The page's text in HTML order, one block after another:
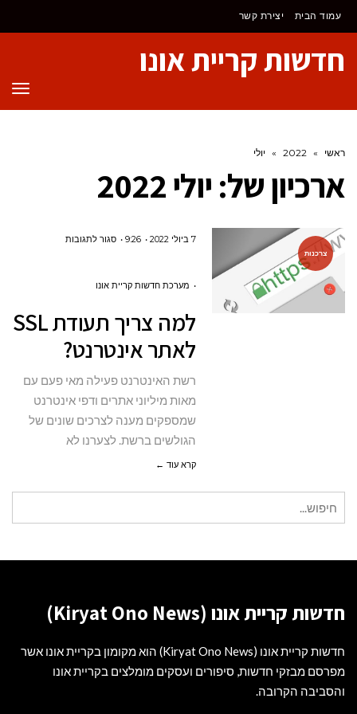
לתוכן
עמוד הבית יצירת קשר
חדשות קריית אונו
ראשי »
2022
» יולי
ארכיון של: יולי 2022
צרכנות
7 ביולי 2022 9:26 סגור לתגובותעל
SSL
מערכת חדשות קריית אונו
למה צריך תעודת SSL
לאתר אינטרנט?
רשת האינטרנט פעילה מאי פעם עם
מאות מיליוני אתרים ודפי אינטרנט
שמספקים מענה לצרכים שונים של
הגולשים ברשת. לצערנו לא
קרא עוד ←
עבור:
חדשות קריית אונו (Kiryat Ono News)
חדשות קריית אונו (Kiryat Ono News) הוא מקומון בקריית אונו אשר
מפרסם מבזקי חדשות, סיפורים ועסקים מומלצים בקריית אונו
והסביבה הקרובה.